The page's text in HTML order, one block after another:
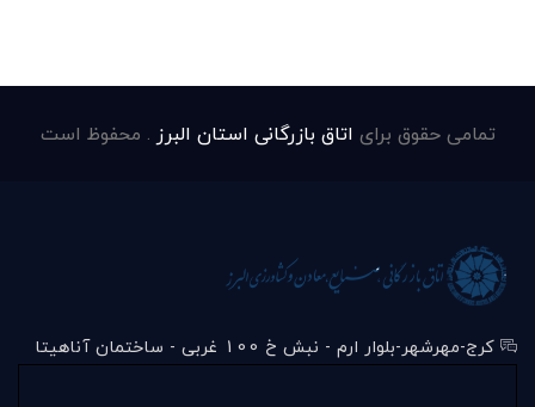
تمامی حقوق برای اتاق بازرگانی استان البرز . محفوظ است
کرج-مهرشهر-بلوار ارم - نبش خ 100 غربی - ساختمان آناهیتا